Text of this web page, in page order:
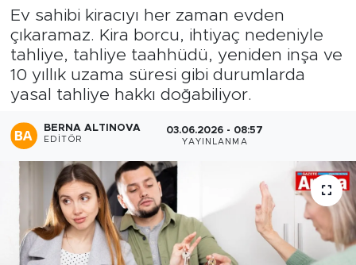
Ev sahibi kiracıyı her zaman evden
çıkaramaz. Kira borcu, ihtiyaç nedeniyle
tahliye, tahliye taahhüdü, yeniden inşa ve
10 yıllık uzama süresi gibi durumlarda
yasal tahliye hakkı doğabiliyor.
BERNA ALTINOVA
EDITÖR
03.06.2026 - 08:57
YAYINLANMA
Son Dakika Haberleri
Haber Arşivi